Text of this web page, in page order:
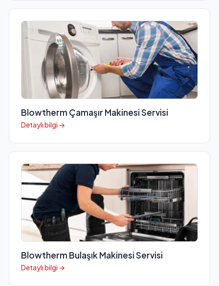
Blowtherm Çamaşır Makinesi Servisi
Detaylı bilgi →
Blowtherm Bulaşık Makinesi Servisi
Detaylı bilgi →